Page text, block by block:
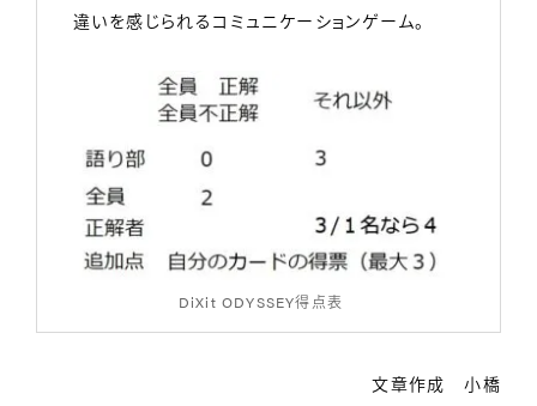
違いを感じられるコミュニケーションゲーム。
DiXit ODYSSEY得点表
文章作成 小橋